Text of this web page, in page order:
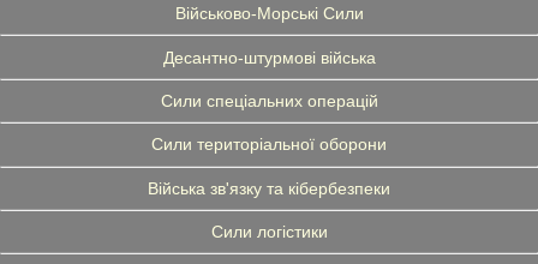
Військово-Морські Сили
Десантно-штурмові війська
Сили спеціальних операцій
Сили територіальної оборони
Війська зв'язку та кібербезпеки
Сили логістики